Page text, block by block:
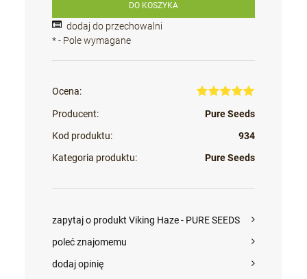
DO KOSZYKA
dodaj do przechowalni
*- Pole wymagane
Ocena:
Producent:
Pure Seeds
Kod produktu:
934
Kategoria produktu:
Pure Seeds
zapytaj o produkt Viking Haze - PURE SEEDS
poleć znajomemu
dodaj opinię